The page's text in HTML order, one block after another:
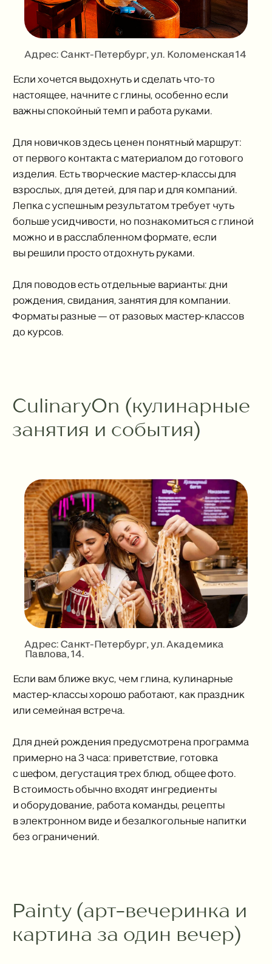
Адрес: Санкт-Петербург, ул. Коломенская 14
Если хочется выдохнуть и сделать что-то
настоящее, начните с глины, особенно если
важны спокойный темп и работа руками.
Для новичков здесь ценен понятный маршрут:
от первого контакта с материалом до готового
изделия. Есть творческие мастер-классы для
взрослых, для детей, для пар и для компаний.
Лепка с успешным результатом требует чуть
больше усидчивости, но познакомиться с глиной
можно и в расслабленном формате, если
вы решили просто отдохнуть руками.
Для поводов есть отдельные варианты: дни
рождения, свидания, занятия для компании.
Форматы разные — от разовых мастер-классов
до курсов.
CulinaryOn (кулинарные
занятия и события)
Адрес: Санкт-Петербург, ул. Академика
Павлова, 14.
Если вам ближе вкус, чем глина, кулинарные
мастер-классы хорошо работают, как праздник
или семейная встреча.
Для дней рождения предусмотрена программа
примерно на 3 часа: приветствие, готовка
с шефом, дегустация трех блюд, общее фото.
В стоимость обычно входят ингредиенты
и оборудование, работа команды, рецепты
в электронном виде и безалкогольные напитки
без ограничений.
Painty (арт-вечеринка и
картина за один вечер)